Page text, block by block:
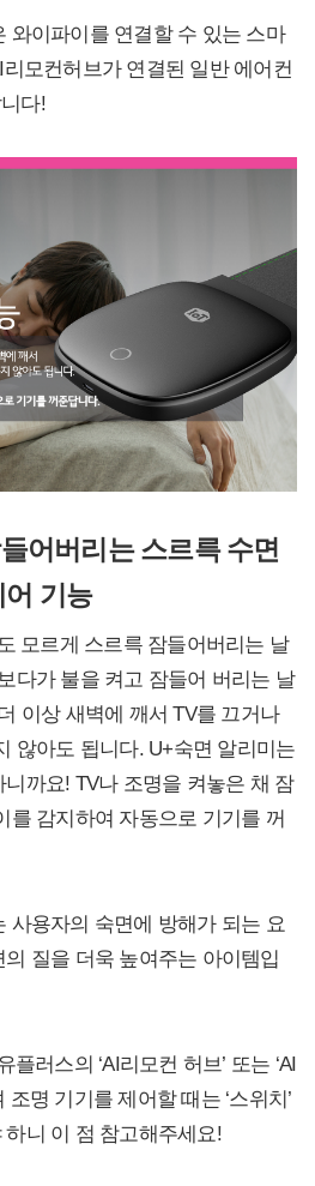
와이파이를 연결할 수 있는 스마
모컨허브가 연결된 일반 에어컨
다!
어버리는 스르륵 수면
어 기능
모르게 스르륵 잠들어버리는 날
다가 불을 켜고 잠들어 버리는 날
이상 새벽에 깨서 TV를 끄거나
않아도 됩니다. U+숙면 알리미는
까요! TV나 조명을 켜놓은 채 잠
를 감지하여 자동으로 기기를 꺼
사용자의 숙면에 방해가 되는 요
질을 더욱 높여주는 아이템입
러스의 ‘AI리모컨 허브’ 또는 ‘AI
명 기기를 제어할 때는 ‘스위치’
니 이 점 참고해주세요!